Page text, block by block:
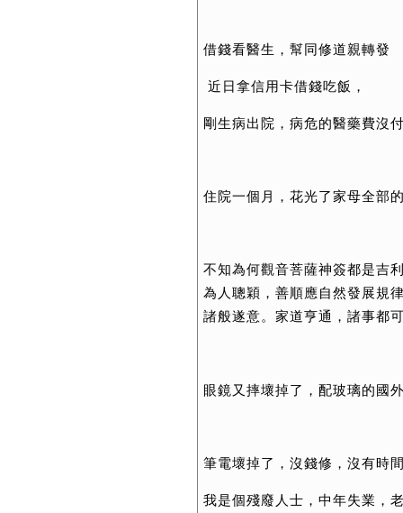
借錢看醫生，幫同修道親轉發
近日拿信用卡借錢吃飯，
剛生病出院，病危的醫藥費沒
住院一個月，花光了家母全部
不知為何觀音菩薩神簽都是吉
為人聰穎，善順應自然發展規
諸般遂意。家道亨通，諸事都
眼鏡又摔壞掉了，配玻璃的國
筆電壞掉了，沒錢修，沒有時
我是個殘廢人士，中年失業，